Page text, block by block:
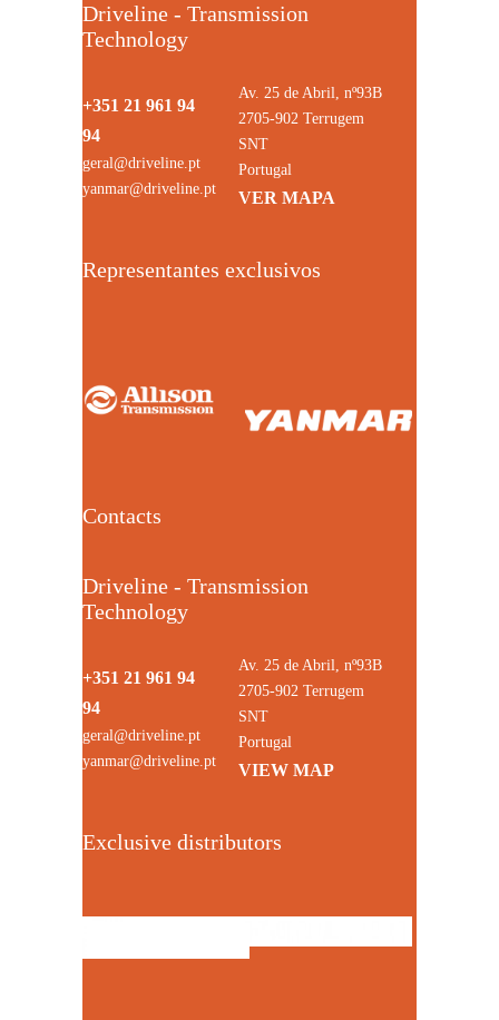
Driveline - Transmission
Technology
+351 21 961 94
94
geral@driveline.pt
yanmar@driveline.pt
Av. 25 de Abril, nº93B
2705-902 Terrugem
SNT
Portugal
VER MAPA
Representantes exclusivos
Contacts
Driveline - Transmission
Technology
+351 21 961 94
94
geral@driveline.pt
yanmar@driveline.pt
Av. 25 de Abril, nº93B
2705-902 Terrugem
SNT
Portugal
VIEW MAP
Exclusive distributors